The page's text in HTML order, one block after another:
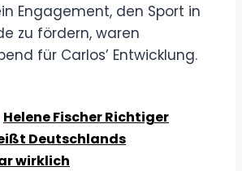
Engagement, den Sport in
zu fördern, waren
für Carlos’ Entwicklung.
Helene Fischer Richtiger
Deutschlands
wirklich